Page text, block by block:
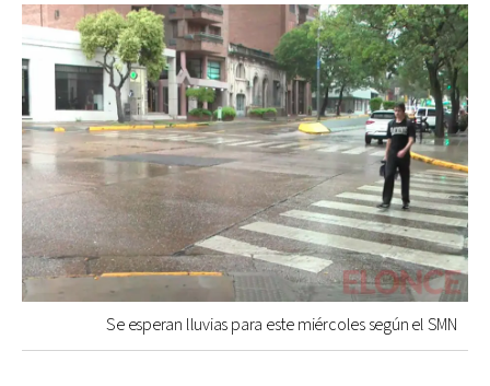
Se esperan lluvias para este miércoles según el SMN